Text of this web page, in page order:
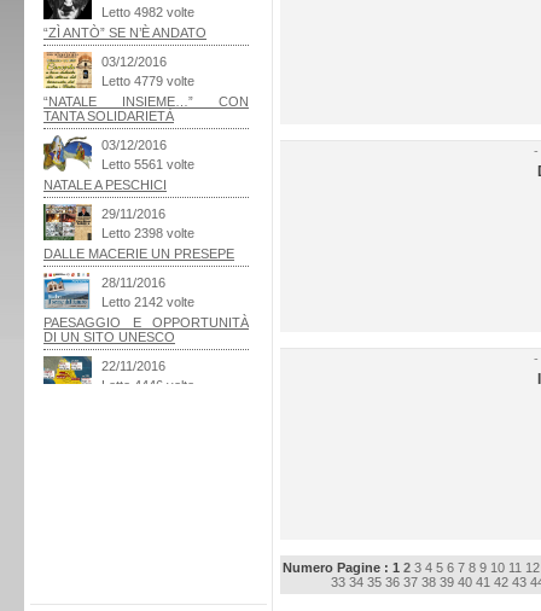
-
-
Numero Pagine : 1 2 3 4 5 6 7 8 9 10 11 12
33 34 35 36 37 38 39 40 41 42 43